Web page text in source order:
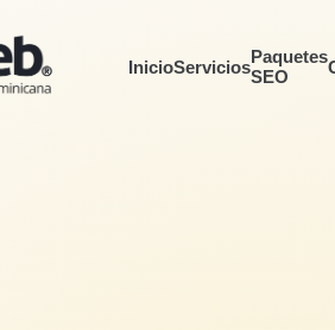
InicioServiciosPaquetes
SEO